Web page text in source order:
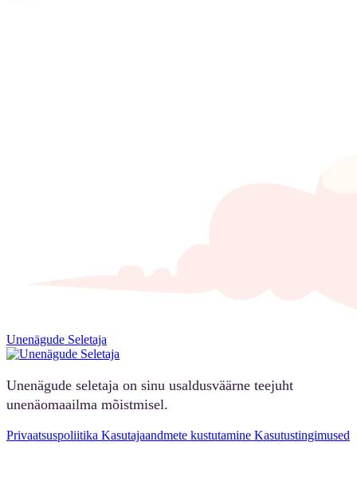
Unenägude Seletaja
Unenägude seletaja on sinu usaldusväärne teejuht
unenäomaailma mõistmisel.
Privaatsuspoliitika Kasutajaandmete kustutamine Kasutustingimused